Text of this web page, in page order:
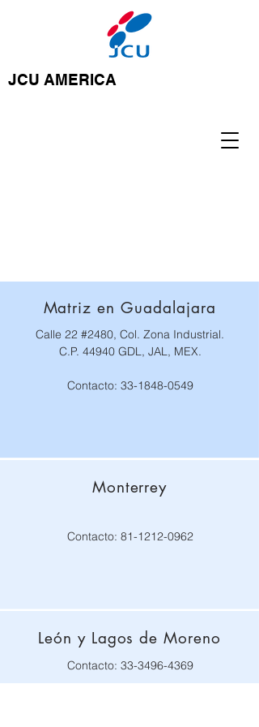
JCU AMERICA
Matriz en Guadalajara
Calle 22 #2480, Col. Zona Industrial.
C.P. 44940 GDL, JAL, MEX.
Contacto: 33-1848-0549
Monterrey
Contacto: 81-1212-0962
León y Lagos de Moreno
Contacto: 33-3496-4369